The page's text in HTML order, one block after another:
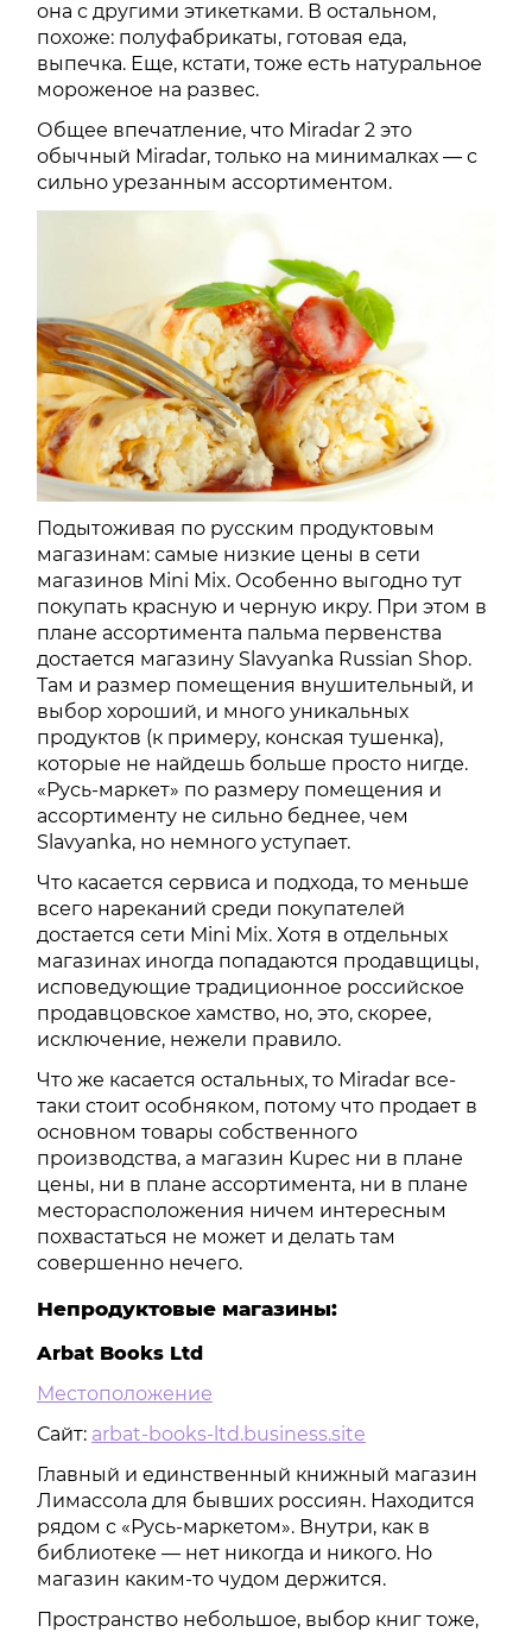
она с другими этикетками. В остальном,
похоже: полуфабрикаты, готовая еда,
выпечка. Еще, кстати, тоже есть натуральное
мороженое на развес.
Общее впечатление, что Miradar 2 это
обычный Miradar, только на минималках — с
сильно урезанным ассортиментом.
Подытоживая по русским продуктовым
магазинам: самые низкие цены в сети
магазинов Mini Mix. Особенно выгодно тут
покупать красную и черную икру. При этом в
плане ассортимента пальма первенства
достается магазину Slavyanka Russian Shop.
Там и размер помещения внушительный, и
выбор хороший, и много уникальных
продуктов (к примеру, конская тушенка),
которые не найдешь больше просто нигде.
«Русь-маркет» по размеру помещения и
ассортименту не сильно беднее, чем
Slavyanka, но немного уступает.
Что касается сервиса и подхода, то меньше
всего нареканий среди покупателей
достается сети Mini Mix. Хотя в отдельных
магазинах иногда попадаются продавщицы,
исповедующие традиционное российское
продавцовское хамство, но, это, скорее,
исключение, нежели правило.
Что же касается остальных, то Miradar все-
таки стоит особняком, потому что продает в
основном товары собственного
производства, а магазин Kupec ни в плане
цены, ни в плане ассортимента, ни в плане
месторасположения ничем интересным
похвастаться не может и делать там
совершенно нечего.
Непродуктовые магазины:
Arbat Books Ltd
Местоположение
Сайт: arbat-books-ltd.business.site
Главный и единственный книжный магазин
Лимассола для бывших россиян. Находится
рядом с «Русь-маркетом». Внутри, как в
библиотеке — нет никогда и никого. Но
магазин каким-то чудом держится.
Пространство небольшое, выбор книг тоже,